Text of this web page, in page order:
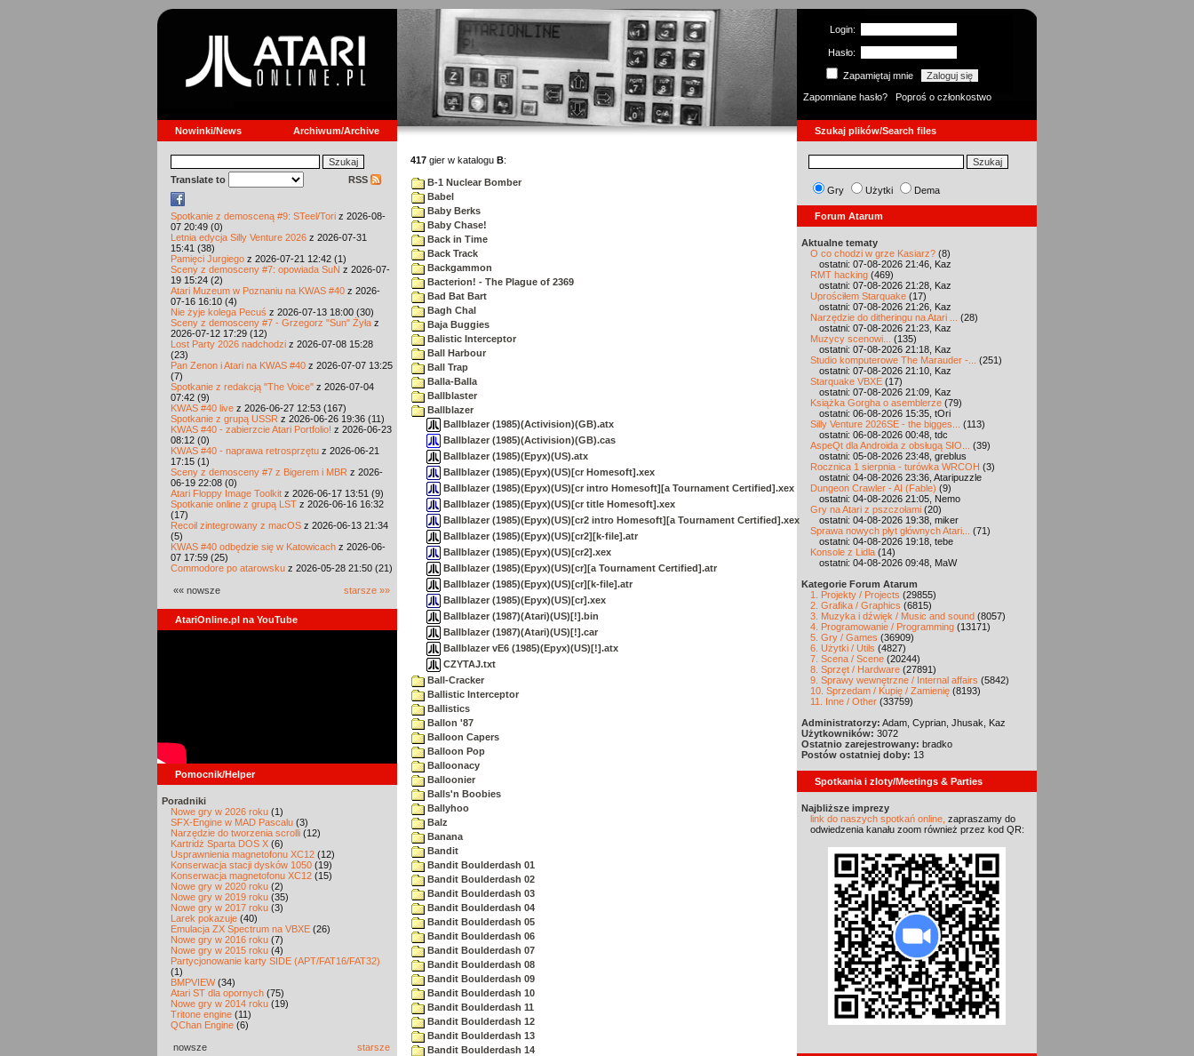
Login:
Hasło:
Zapamiętaj mnie
Zapomniane hasło?
Poproś o członkostwo
Nowinki/News Archiwum/Archive Szukaj plików/Search files
Translate to RSS
Spotkanie z demosceną #9: STeel/Tori z 2026-08-
07 20:49 (0)
Letnia edycja Silly Venture 2026 z 2026-07-31
15:41 (38)
Pamięci Jurgiego z 2026-07-21 12:42 (1)
Sceny z demosceny #7: opowiada SuN z 2026-07-
19 15:24 (2)
Atari Muzeum w Poznaniu na KWAS #40 z 2026-
07-16 16:10 (4)
Nie żyje kolega Pecuś z 2026-07-13 18:00 (30)
Sceny z demosceny #7 - Grzegorz "Sun" Żyła z
2026-07-12 17:29 (12)
Lost Party 2026 nadchodzi z 2026-07-08 15:28
(23)
Pan Zenon i Atari na KWAS #40 z 2026-07-07 13:25
(7)
Spotkanie z redakcją "The Voice" z 2026-07-04
07:42 (9)
KWAS #40 live z 2026-06-27 12:53 (167)
Spotkanie z grupą USSR z 2026-06-26 19:36 (11)
KWAS #40 - zabierzcie Atari Portfolio! z 2026-06-23
08:12 (0)
KWAS #40 - naprawa retrosprzętu z 2026-06-21
17:15 (1)
Sceny z demosceny #7 z Bigerem i MBR z 2026-
06-19 22:08 (0)
Atari Floppy Image Toolkit z 2026-06-17 13:51 (9)
Spotkanie online z grupą LST z 2026-06-16 16:32
(17)
Recoil zintegrowany z macOS z 2026-06-13 21:34
(5)
KWAS #40 odbędzie się w Katowicach z 2026-06-
07 17:59 (25)
Commodore po atarowsku z 2026-05-28 21:50 (21)
«« nowsze starsze »»
AtariOnline.pl na YouTube
Pomocnik/Helper
Poradniki
Nowe gry w 2026 roku (1)
SFX-Engine w MAD Pascalu (3)
Narzędzie do tworzenia scrolli (12)
Kartridż Sparta DOS X (6)
Usprawnienia magnetofonu XC12 (12)
Konserwacja stacji dysków 1050 (19)
Konserwacja magnetofonu XC12 (15)
Nowe gry w 2020 roku (2)
Nowe gry w 2019 roku (35)
Nowe gry w 2017 roku (3)
Larek pokazuje (40)
Emulacja ZX Spectrum na VBXE (26)
Nowe gry w 2016 roku (7)
Nowe gry w 2015 roku (4)
Partycjonowanie karty SIDE (APT/FAT16/FAT32)
(1)
BMPVIEW(34)
Atari ST dla opornych (75)
Nowe gry w 2014 roku (19)
Tritone engine (11)
QChan Engine (6)
nowsze starsze
417 gier w katalogu B:
B-1 Nuclear Bomber
Babel
Baby Berks
Baby Chase!
Back in Time
Back Track
Backgammon
Bacterion! - The Plague of 2369
Bad Bat Bart
Bagh Chal
Baja Buggies
Balistic Interceptor
Ball Harbour
Ball Trap
Balla-Balla
Ballblaster
Ballblazer
Ballblazer (1985)(Activision)(GB).atx
Ballblazer (1985)(Activision)(GB).cas
Ballblazer (1985)(Epyx)(US).atx
Ballblazer (1985)(Epyx)(US)[cr Homesoft].xex
Ballblazer (1985)(Epyx)(US)[cr intro Homesoft][a Tournament Certified].xex
Ballblazer (1985)(Epyx)(US)[cr title Homesoft].xex
Ballblazer (1985)(Epyx)(US)[cr2 intro Homesoft][a Tournament Certified].xex
Ballblazer (1985)(Epyx)(US)[cr2][k-file].atr
Ballblazer (1985)(Epyx)(US)[cr2].xex
Ballblazer (1985)(Epyx)(US)[cr][a Tournament Certified].atr
Ballblazer (1985)(Epyx)(US)[cr][k-file].atr
Ballblazer (1985)(Epyx)(US)[cr].xex
Ballblazer (1987)(Atari)(US)[!].bin
Ballblazer (1987)(Atari)(US)[!].car
Ballblazer vE6 (1985)(Epyx)(US)[!].atx
CZYTAJ.txt
Ball-Cracker
Ballistic Interceptor
Ballistics
Ballon '87
Balloon Capers
Balloon Pop
Balloonacy
Balloonier
Balls'n Boobies
Ballyhoo
Balz
Banana
Bandit
Bandit Boulderdash 01
Bandit Boulderdash 02
Bandit Boulderdash 03
Bandit Boulderdash 04
Bandit Boulderdash 05
Bandit Boulderdash 06
Bandit Boulderdash 07
Bandit Boulderdash 08
Bandit Boulderdash 09
Bandit Boulderdash 10
Bandit Boulderdash 11
Bandit Boulderdash 12
Bandit Boulderdash 13
Bandit Boulderdash 14
Gry Użytki Dema
Forum Atarum
Aktualne tematy
O co chodzi w grze Kasiarz? (8)
ostatni: 07-08-2026 21:46, Kaz
RMT hacking (469)
ostatni: 07-08-2026 21:28, Kaz
Uprościłem Starquake (17)
ostatni: 07-08-2026 21:26, Kaz
Narzędzie do ditheringu na Atari ...
(28)
ostatni: 07-08-2026 21:23, Kaz
Muzycy scenowi...
(135)
ostatni: 07-08-2026 21:18, Kaz
Studio komputerowe The Marauder -...
(251)
ostatni: 07-08-2026 21:10, Kaz
Starquake VBXE (17)
ostatni: 07-08-2026 21:09, Kaz
Książka Gorgha o asemblerze (79)
ostatni: 06-08-2026 15:35, tOri
Silly Venture 2026SE - the bigges...
(113)
ostatni: 06-08-2026 00:48, tdc
AspeQt dla Androida z obsługą SIO...
(39)
ostatni: 05-08-2026 23:48, greblus
Rocznica 1 sierpnia - turówka WRCOH (3)
ostatni: 04-08-2026 23:36, Ataripuzzle
Dungeon Crawler - AI (Fable) (9)
ostatni: 04-08-2026 21:05, Nemo
Gry na Atari z pszczołami (20)
ostatni: 04-08-2026 19:38, miker
Sprawa nowych płyt głównych Atari...
(71)
ostatni: 04-08-2026 19:18, tebe
Konsole z Lidla (14)
ostatni: 04-08-2026 09:48, MaW
Kategorie Forum Atarum
1. Projekty / Projects (29855)
2. Grafika / Graphics (6815)
3. Muzyka i dźwięk / Music and sound (8057)
4. Programowanie / Programming (13171)
5. Gry / Games (36909)
6. Użytki / Utils (4827)
7. Scena / Scene (20244)
8. Sprzęt / Hardware (27891)
9. Sprawy wewnętrzne / Internal affairs (5842)
10. Sprzedam / Kupię / Zamienię (8193)
11. Inne / Other (33759)
Administratorzy: Adam, Cyprian, Jhusak, Kaz
Użytkowników: 3072
Ostatnio zarejestrowany: bradko
Postów ostatniej doby: 13
Spotkania i zloty/Meetings & Parties
Najbliższe imprezy
link do naszych spotkań online, zapraszamy do
odwiedzenia kanału zoom również przez kod QR: